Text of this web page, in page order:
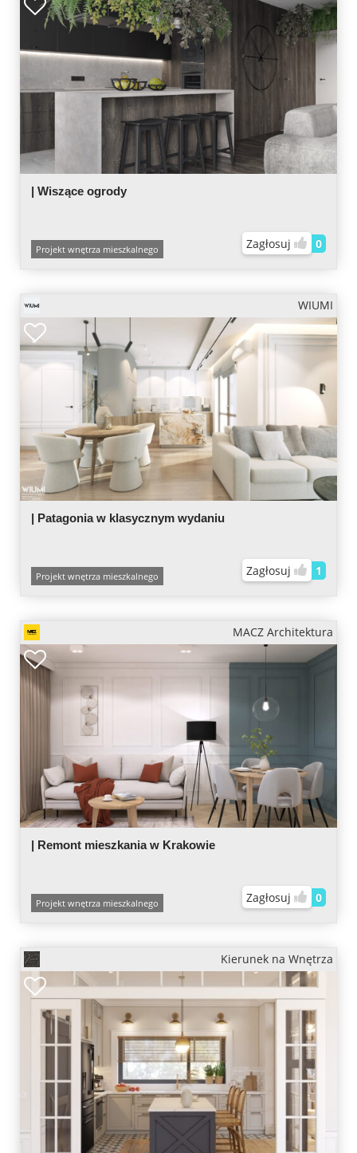
| Wiszące ogrody
Projekt wnętrza mieszkalnego Zagłosuj 0
WIUMI
| Patagonia w klasycznym wydaniu
Projekt wnętrza mieszkalnego Zagłosuj 1
MACZ Architektura
| Remont mieszkania w Krakowie
Projekt wnętrza mieszkalnego Zagłosuj 0
Kierunek na Wnętrza